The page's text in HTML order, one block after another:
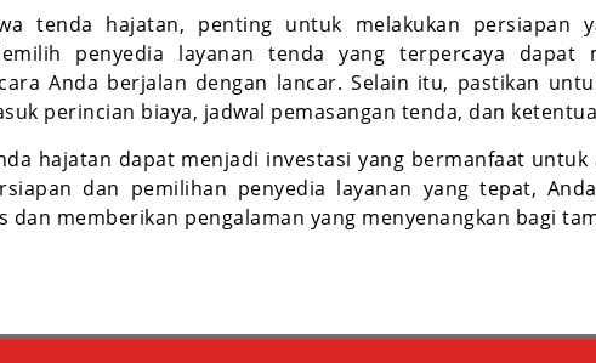
tenda hajatan, penting untuk melakukan persiapan
penyedia layanan tenda yang terpercaya dapat
Anda berjalan dengan lancar. Selain itu, pastikan
perincian biaya, jadwal pemasangan tenda, dan
hajatan dapat menjadi investasi yang bermanfaat
dan pemilihan penyedia layanan yang tepat,
dan memberikan pengalaman yang menyenangkan bagi